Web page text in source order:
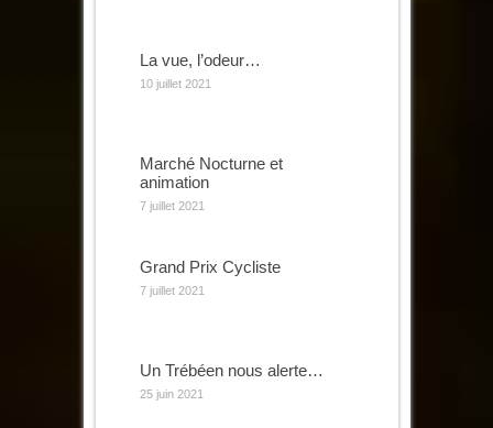
La vue, l’odeur…
10 juillet 2021
Marché Nocturne et
animation
7 juillet 2021
Grand Prix Cycliste
7 juillet 2021
Un Trébéen nous alerte…
25 juin 2021